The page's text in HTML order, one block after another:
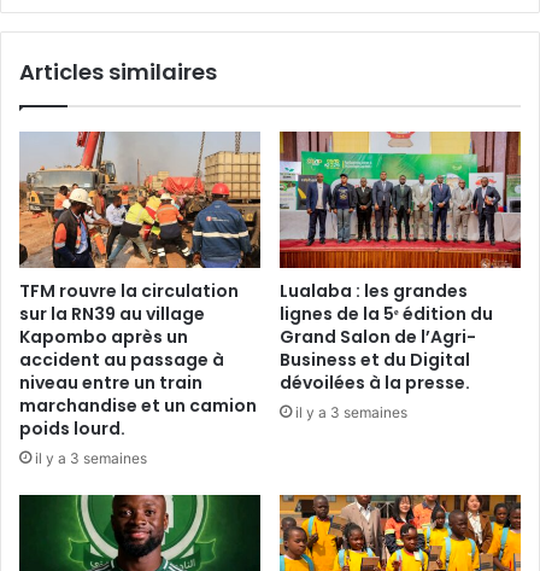
Articles similaires
TFM rouvre la circulation
sur la RN39 au village
Kapombo après un
accident au passage à
niveau entre un train
marchandise et un camion
poids lourd.
il y a 3 semaines
Lualaba : les grandes
lignes de la 5ᵉ édition du
Grand Salon de l’Agri-
Business et du Digital
dévoilées à la presse.
il y a 3 semaines